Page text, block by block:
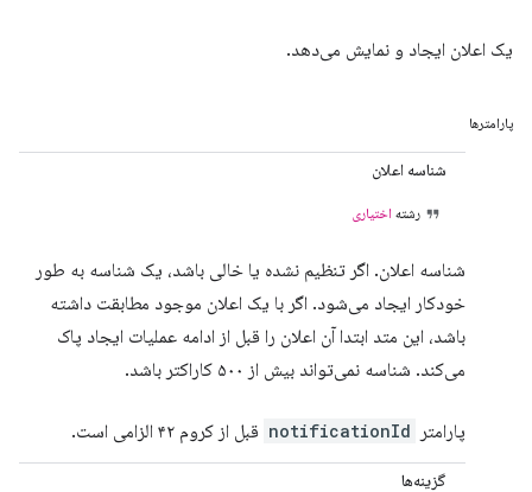
یک اعلان ایجاد و نمایش می‌دهد.
پارامترها
شناسه اعلان
رشته اختیاری
شناسه اعلان. اگر تنظیم نشده یا خالی باشد، یک شناسه به طور
خودکار ایجاد می‌شود. اگر با یک اعلان موجود مطابقت داشته
باشد، این متد ابتدا آن اعلان را قبل از ادامه عملیات ایجاد پاک
می‌کند. شناسه نمی‌تواند بیش از ۵۰۰ کاراکتر باشد.
پارامتر notificationId قبل از کروم ۴۲ الزامی است.
گزینه‌ها